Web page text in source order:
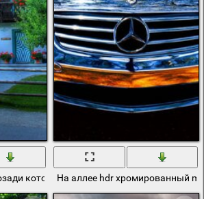
которого горы. Фото со стороны
На аллее hdr хромированный